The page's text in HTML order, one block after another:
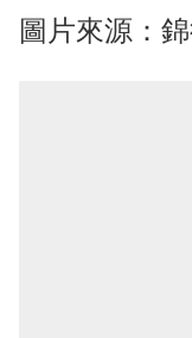
圖片來源：